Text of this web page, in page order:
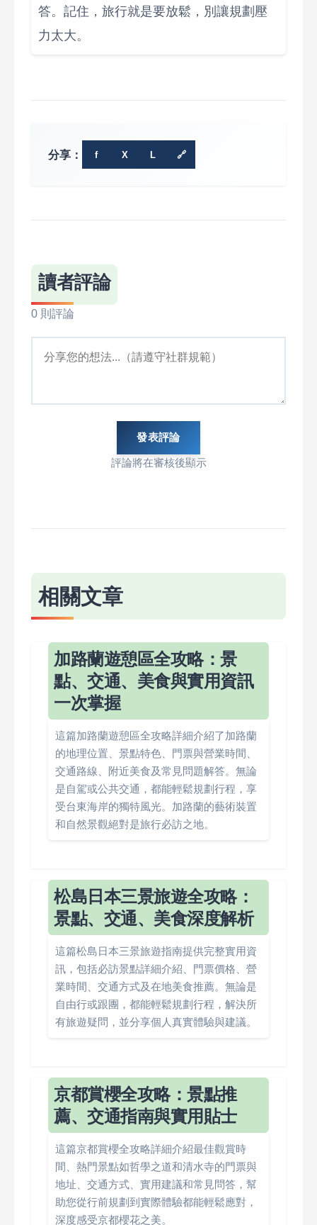
答。記住，旅行就是要放鬆，別讓規劃壓
力太大。
分享： f X L 🔗
讀者評論
0 則評論
發表評論
評論將在審核後顯示
相關文章
加路蘭遊憩區全攻略：景
點、交通、美食與實用資訊
一次掌握
這篇加路蘭遊憩區全攻略詳細介紹了加路蘭
的地理位置、景點特色、門票與營業時間、
交通路線、附近美食及常見問題解答。無論
是自駕或公共交通，都能輕鬆規劃行程，享
受台東海岸的獨特風光。加路蘭的藝術裝置
和自然景觀絕對是旅行必訪之地。
松島日本三景旅遊全攻略：
景點、交通、美食深度解析
這篇松島日本三景旅遊指南提供完整實用資
訊，包括必訪景點詳細介紹、門票價格、營
業時間、交通方式及在地美食推薦。無論是
自由行或跟團，都能輕鬆規劃行程，解決所
有旅遊疑問，並分享個人真實體驗與建議。
京都賞櫻全攻略：景點推
薦、交通指南與實用貼士
這篇京都賞櫻全攻略詳細介紹最佳觀賞時
間、熱門景點如哲學之道和清水寺的門票與
地址、交通方式、實用建議和常見問答，幫
助您從行前規劃到實際體驗都能輕鬆應對，
深度感受京都櫻花之美。